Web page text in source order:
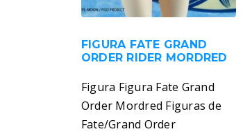
FIGURA FATE GRAND
ORDER RIDER MORDRED
Figura Figura Fate Grand
Order Mordred Figuras de
Fate/Grand Order